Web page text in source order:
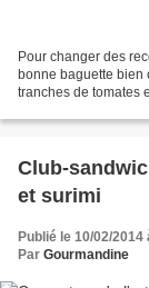
Pour changer des
bonne baguette bien
tranches de tomates
Club-
et surimi
Publié le 10/02/2014
Par Gourmandine